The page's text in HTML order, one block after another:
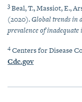
3Beal, T., Massiot, E.,
(2020).Global trends in
prevalence of inadequate
4Centers for Disease
Cdc.gov